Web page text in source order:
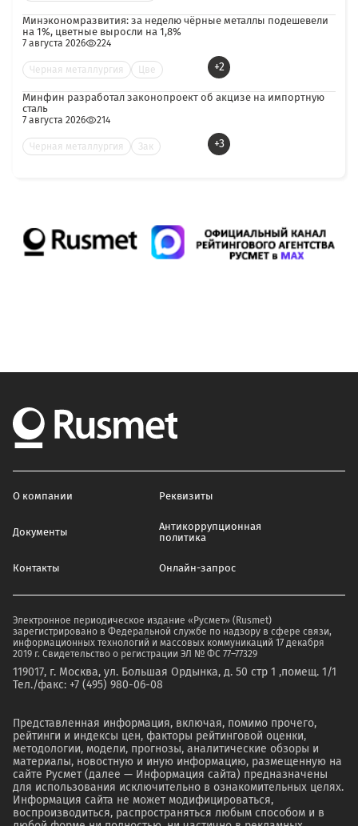
Минэкономразвития: за неделю чёрные металлы подешевели
на 1%, цветные выросли на 1,8%
7 августа 2026 224
Черная металлургия Цве +2
Минфин разработал законопроект об акцизе на импортную
сталь
7 августа 2026 214
Черная металлургия Зак +3
О компании Реквизиты
Документы
Антикоррупционная
политика
Контакты Онлайн-запрос
Электронное периодическое издание «Русмет» (Rusmet)
зарегистрировано в Федеральной службе по надзору в сфере связи,
информационных технологий и массовых коммуникаций 17 декабря
2019 г. Свидетельство о регистрации ЭЛ № ФС 77–77329
119017, г. Москва, ул. Большая Ордынка, д. 50 стр 1 ,помещ. 1/1
Тел./факс: +7 (495) 980-06-08
Представленная информация, включая, помимо прочего,
рейтинги и индексы цен, факторы рейтинговой оценки,
методологии, модели, прогнозы, аналитические обзоры и
материалы, новостную и иную информацию, размещенную на
сайте Русмет (далее — Информация сайта) предназначены
для использования исключительно в ознакомительных целях.
Информация сайта не может модифицироваться,
воспроизводиться, распространяться любым способом и в